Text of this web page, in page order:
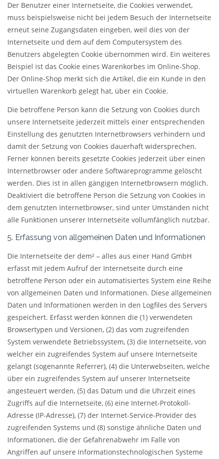
Der Benutzer einer Internetseite, die Cookies verwendet,
muss beispielsweise nicht bei jedem Besuch der Internetseite
erneut seine Zugangsdaten eingeben, weil dies von der
Internetseite und dem auf dem Computersystem des
Benutzers abgelegten Cookie übernommen wird. Ein weiteres
Beispiel ist das Cookie eines Warenkorbes im Online-Shop.
Der Online-Shop merkt sich die Artikel, die ein Kunde in den
virtuellen Warenkorb gelegt hat, über ein Cookie.
Die betroffene Person kann die Setzung von Cookies durch
unsere Internetseite jederzeit mittels einer entsprechenden
Einstellung des genutzten Internetbrowsers verhindern und
damit der Setzung von Cookies dauerhaft widersprechen.
Ferner können bereits gesetzte Cookies jederzeit über einen
Internetbrowser oder andere Softwareprogramme gelöscht
werden. Dies ist in allen gängigen Internetbrowsern möglich.
Deaktiviert die betroffene Person die Setzung von Cookies in
dem genutzten Internetbrowser, sind unter Umständen nicht
alle Funktionen unserer Internetseite vollumfänglich nutzbar.
5. Erfassung von allgemeinen Daten und Informationen
Die Internetseite der dem² – alles aus einer Hand GmbH
erfasst mit jedem Aufruf der Internetseite durch eine
betroffene Person oder ein automatisiertes System eine Reihe
von allgemeinen Daten und Informationen. Diese allgemeinen
Daten und Informationen werden in den Logfiles des Servers
gespeichert. Erfasst werden können die (1) verwendeten
Browsertypen und Versionen, (2) das vom zugreifenden
System verwendete Betriebssystem, (3) die Internetseite, von
welcher ein zugreifendes System auf unsere Internetseite
gelangt (sogenannte Referrer), (4) die Unterwebseiten, welche
über ein zugreifendes System auf unserer Internetseite
angesteuert werden, (5) das Datum und die Uhrzeit eines
Zugriffs auf die Internetseite, (6) eine Internet-Protokoll-
Adresse (IP-Adresse), (7) der Internet-Service-Provider des
zugreifenden Systems und (8) sonstige ähnliche Daten und
Informationen, die der Gefahrenabwehr im Falle von
Angriffen auf unsere informationstechnologischen Systeme